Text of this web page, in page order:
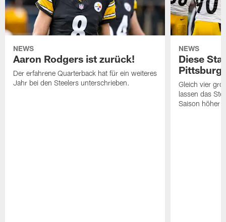
NEWS
Aaron Rodgers ist zurück!
Der erfahrene Quarterback hat für ein weiteres
Jahr bei den Steelers unterschrieben.
NEWS
Diese
Gleich vier
lassen das
Saison höher